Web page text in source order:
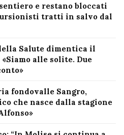
e restano bloccati
tratti in salvo dal
Salute dimentica il
alle solite. Due
fondovalle Sangro,
che nasce dalla stagione